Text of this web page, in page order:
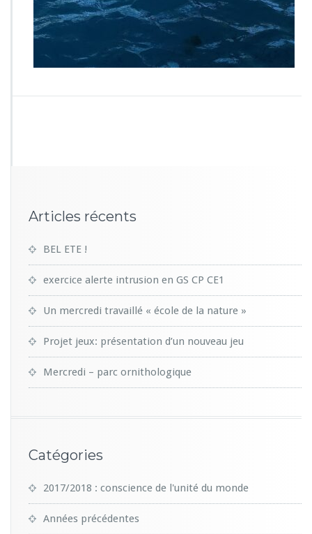
Articles récents
BEL ETE !
exercice alerte intrusion en GS CP CE1
Un mercredi travaillé « école de la nature »
Projet jeux: présentation d’un nouveau jeu
Mercredi – parc ornithologique
Catégories
2017/2018 : conscience de l'unité du monde
Années précédentes